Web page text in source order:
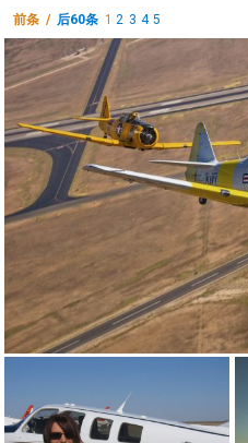
前条 / 后60条 1 2 3 4 5